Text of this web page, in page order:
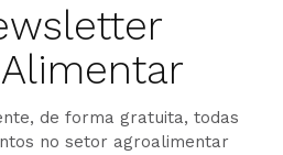
de forma gratuita, todas
no setor agroalimentar